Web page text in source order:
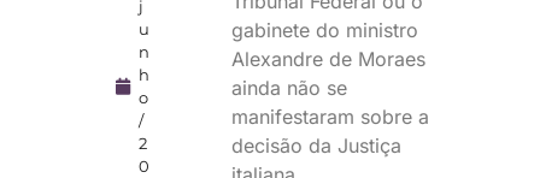
j
u
n
h
o
/
2
0
gabinete do ministro
Alexandre de Moraes
ainda não se
manifestaram sobre a
decisão da Justiça